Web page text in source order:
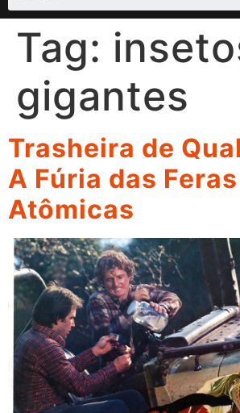
Tag:
gigantes
Trasheira de
A Fúria das Feras
Atômicas